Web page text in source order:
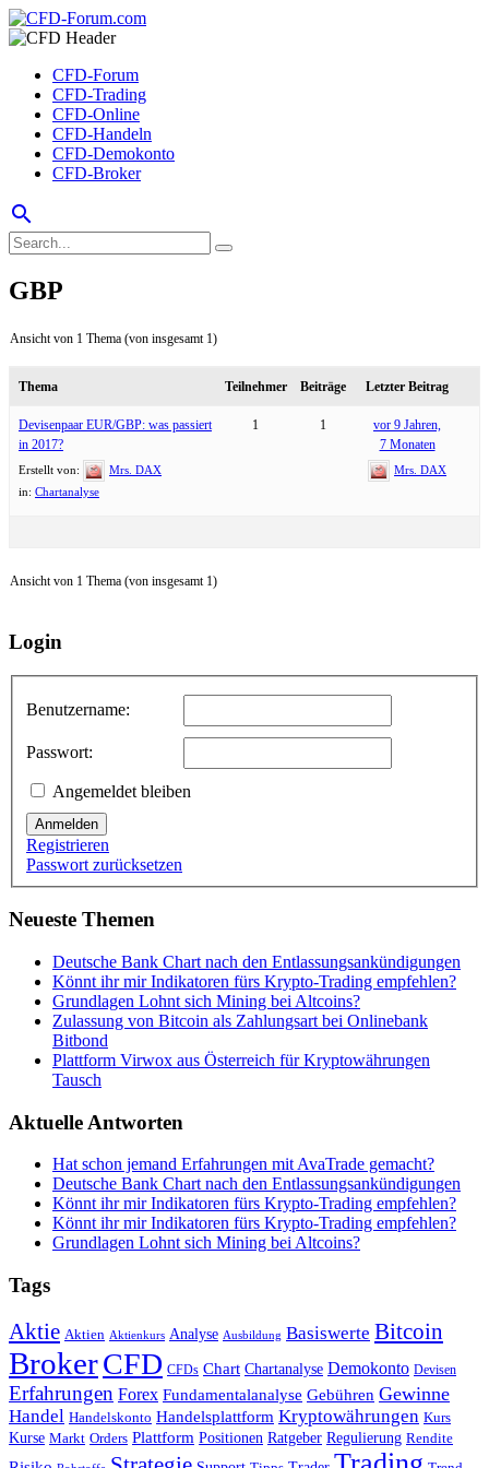
CFD-Forum
CFD-Trading
CFD-Online
CFD-Handeln
CFD-Demokonto
CFD-Broker
search
GBP
Ansicht von 1 Thema (von insgesamt 1)
Thema Teilnehmer Beiträge Letzter Beitrag
Devisenpaar EUR/GBP: was passiert
in 2017?
Erstellt von:
Mrs. DAX
in: Chartanalyse
1 1
vor 9 Jahren,
7 Monaten
Mrs. DAX
Ansicht von 1 Thema (von insgesamt 1)
Login
Benutzername:
Passwort:
Angemeldet bleiben
Anmelden
Registrieren
Passwort zurücksetzen
Neueste Themen
Deutsche Bank Chart nach den Entlassungsankündigungen
Könnt ihr mir Indikatoren fürs Krypto-Trading empfehlen?
Grundlagen Lohnt sich Mining bei Altcoins?
Zulassung von Bitcoin als Zahlungsart bei Onlinebank
Bitbond
Plattform Virwox aus Österreich für Kryptowährungen
Tausch
Aktuelle Antworten
Hat schon jemand Erfahrungen mit AvaTrade gemacht?
Deutsche Bank Chart nach den Entlassungsankündigungen
Könnt ihr mir Indikatoren fürs Krypto-Trading empfehlen?
Könnt ihr mir Indikatoren fürs Krypto-Trading empfehlen?
Grundlagen Lohnt sich Mining bei Altcoins?
Tags
Aktie Aktien Aktienkurs Analyse Ausbildung Basiswerte Bitcoin
BrokerCFD CFDs Chart Chartanalyse Demokonto Devisen
Erfahrungen Forex Fundamentalanalyse Gebühren Gewinne
Handel Handelskonto Handelsplattform Kryptowährungen Kurs
Kurse Markt Orders Plattform Positionen Ratgeber Regulierung Rendite